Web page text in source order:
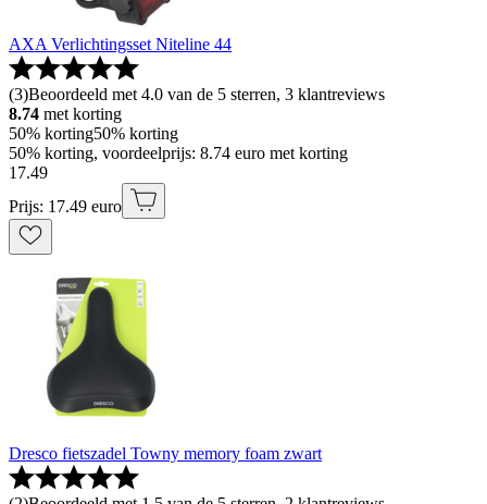
AXA Verlichtingsset Niteline 44
(3)Beoordeeld met 4.0 van de 5 sterren, 3 klantreviews
8.74 met korting
50% korting50% korting
50% korting, voordeelprijs: 8.74 euro met korting
17.49
Prijs: 17.49 euro
Dresco fietszadel Towny memory foam zwart